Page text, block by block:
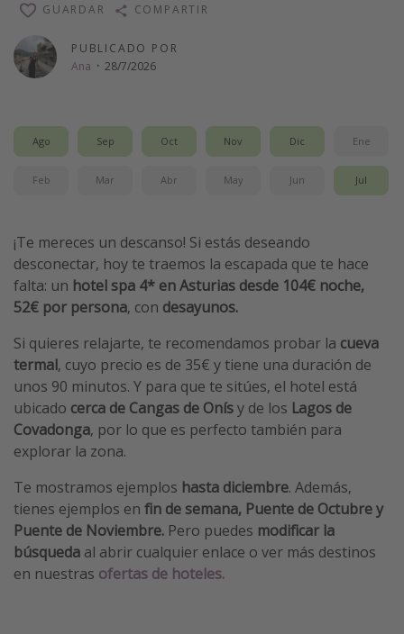
Ofertas para Vacaciones Activas
Viajes en familia
Vacaciones de Playa
Escapadas románticas
Cruceros por el Mediterráneo
Hoteles más hot de España
Guía de equipaje de mano
Parques de atracciones
Viaja con musicales
El Rey León el musical
Harry Potter en Londres y otros destinos
Eventos deportivos
PUBLICADO POR
Ana · 28/7/2026
GUARDAR COMPARTIR
Ago Sep Oct Nov Dic Ene
Feb Mar Abr May Jun Jul
¡Te mereces un descanso! Si estás deseando
desconectar, hoy te traemos la escapada que te hace
falta: un hotel spa 4* en Asturias desde 104€ noche,
52€ por persona, con desayunos.
Si quieres relajarte, te recomendamos probar la cueva
termal, cuyo precio es de 35€ y tiene una duración de
unos 90 minutos. Y para que te sitúes, el hotel está
ubicado cerca de Cangas de Onísy de los Lagos de
Covadonga, por lo que es perfecto también para
explorar la zona.
Te mostramos ejemplos hasta diciembre. Además,
tienes ejemplos en fin de semana, Puente de Octubre y
Puente de Noviembre. Pero puedes modificar la
búsqueda al abrir cualquier enlace o ver más destinos
en nuestras ofertas de hoteles.